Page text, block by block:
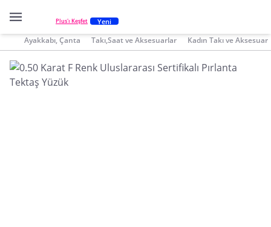
Plus'ı Keşfet Yeni
Ayakkabı, Çanta Takı,Saat ve Aksesuarlar Kadın Takı ve Aksesuar